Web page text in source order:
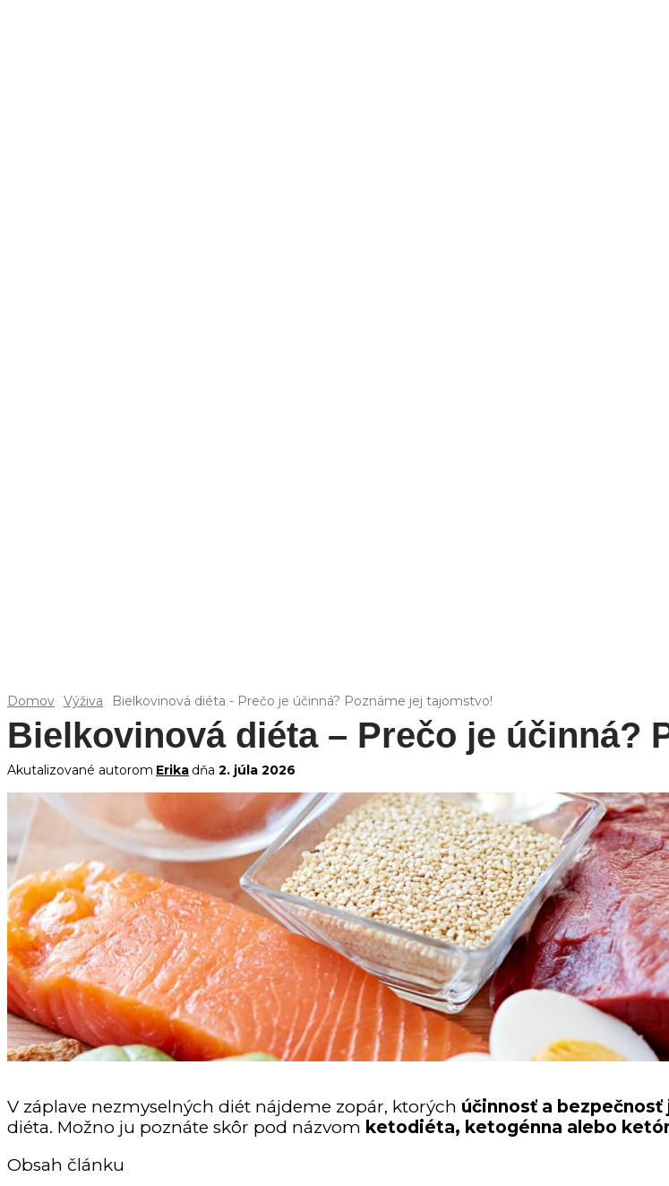
Domov Výživa Bielkovinová diéta - Prečo je účinná? Poznáme jej tajomstvo!
Bielkovinová diéta – Prečo je účinná?
Akutalizované autorom Erika dňa 2. júla 2026
V záplave nezmyselných diét nájdeme zopár, ktorých účinnosť a
diéta. Možno ju poznáte skôr pod názvom ketodiéta, ketogénna alebo
Obsah článku